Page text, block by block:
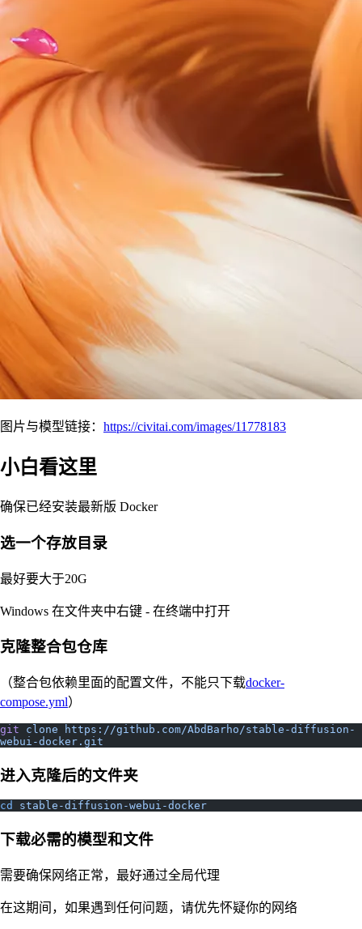
图片与模型链接： https://civitai.com/images/11778183
小白看这里
确保已经安装最新版 Docker
选一个存放目录
最好要大于20G
Windows 在文件夹中右键 - 在终端中打开
克隆整合包仓库
（整合包依赖里面的配置文件，不能只下载docker-
compose.yml）
git clone https://github.com/AbdBarho/stable-diffusion-
webui-docker.git
进入克隆后的文件夹
cd stable-diffusion-webui-docker
下载必需的模型和文件
需要确保网络正常，最好通过全局代理
在这期间，如果遇到任何问题，请优先怀疑你的网络